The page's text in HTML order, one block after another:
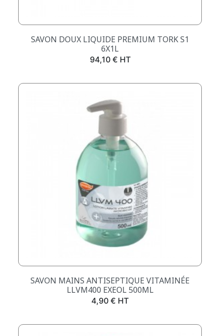
SAVON DOUX LIQUIDE PREMIUM TORK S1
6X1L
Prix
94,10 € HT
SAVON MAINS ANTISEPTIQUE VITAMINÉE
LLVM400 EXEOL 500ML
Prix
4,90 € HT